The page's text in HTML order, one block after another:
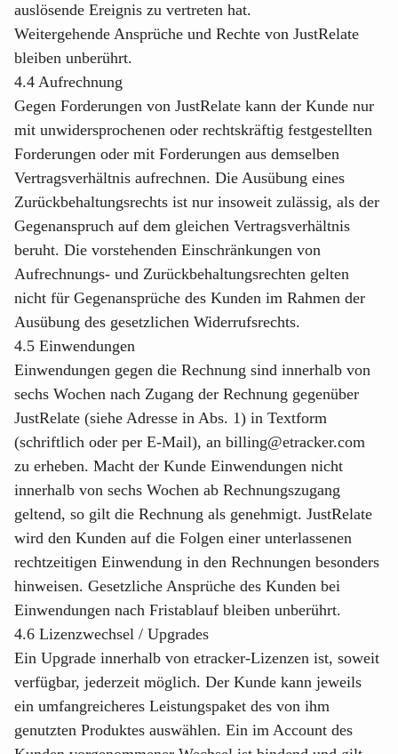
auslösende Ereignis zu vertreten hat.
Weitergehende Ansprüche und Rechte von JustRelate
bleiben unberührt.
4.4 Aufrechnung
Gegen Forderungen von JustRelate kann der Kunde nur
mit unwidersprochenen oder rechtskräftig festgestellten
Forderungen oder mit Forderungen aus demselben
Vertragsverhältnis aufrechnen. Die Ausübung eines
Zurückbehaltungsrechts ist nur insoweit zulässig, als der
Gegenanspruch auf dem gleichen Vertragsverhältnis
beruht. Die vorstehenden Einschränkungen von
Aufrechnungs- und Zurückbehaltungsrechten gelten
nicht für Gegenansprüche des Kunden im Rahmen der
Ausübung des gesetzlichen Widerrufsrechts.
4.5 Einwendungen
Einwendungen gegen die Rechnung sind innerhalb von
sechs Wochen nach Zugang der Rechnung gegenüber
JustRelate (siehe Adresse in Abs. 1) in Textform
(schriftlich oder per E-Mail), an billing@etracker.com
zu erheben. Macht der Kunde Einwendungen nicht
innerhalb von sechs Wochen ab Rechnungszugang
geltend, so gilt die Rechnung als genehmigt. JustRelate
wird den Kunden auf die Folgen einer unterlassenen
rechtzeitigen Einwendung in den Rechnungen besonders
hinweisen. Gesetzliche Ansprüche des Kunden bei
Einwendungen nach Fristablauf bleiben unberührt.
4.6 Lizenzwechsel / Upgrades
Ein Upgrade innerhalb von etracker-Lizenzen ist, soweit
verfügbar, jederzeit möglich. Der Kunde kann jeweils
ein umfangreicheres Leistungspaket des von ihm
genutzten Produktes auswählen. Ein im Account des